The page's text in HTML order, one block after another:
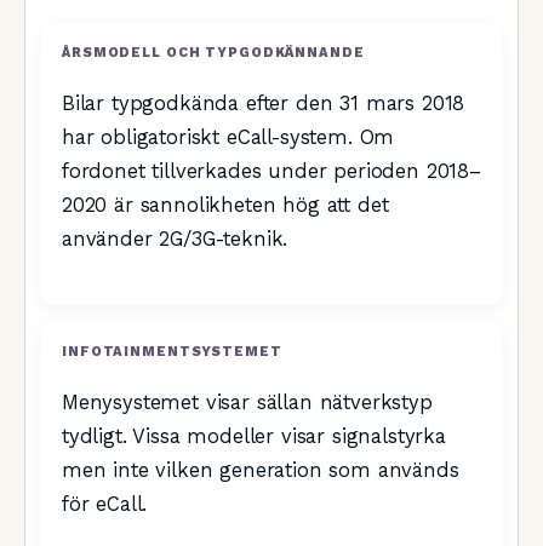
ÅRSMODELL OCH TYPGODKÄNNANDE
Bilar typgodkända efter den 31 mars 2018
har obligatoriskt eCall-system. Om
fordonet tillverkades under perioden 2018–
2020 är sannolikheten hög att det
använder 2G/3G-teknik.
INFOTAINMENTSYSTEMET
Menysystemet visar sällan nätverkstyp
tydligt. Vissa modeller visar signalstyrka
men inte vilken generation som används
för eCall.